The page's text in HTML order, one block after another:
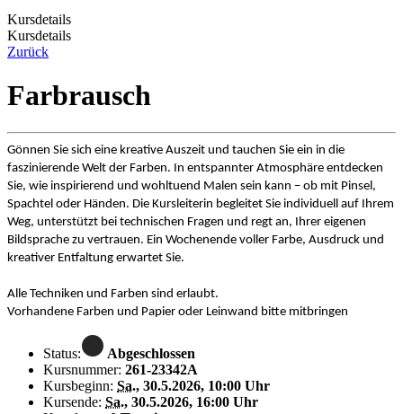
Kursdetails
Kursdetails
Zurück
Farbrausch
Gönnen Sie sich eine kreative Auszeit und tauchen Sie ein in die
faszinierende Welt der Farben. In entspannter Atmosphäre entdecken
Sie, wie inspirierend und wohltuend Malen sein kann – ob mit Pinsel,
Spachtel oder Händen. Die Kursleiterin begleitet Sie individuell auf Ihrem
Weg, unterstützt bei technischen Fragen und regt an, Ihrer eigenen
Bildsprache zu vertrauen. Ein Wochenende voller Farbe, Ausdruck und
kreativer Entfaltung erwartet Sie.
Alle Techniken und Farben sind erlaubt.
Vorhandene Farben und Papier oder Leinwand bitte mitbringen
Status:
Abgeschlossen
Kursnummer: 261-23342A
Kursbeginn: Sa., 30.5.2026, 10:00 Uhr
Kursende: Sa., 30.5.2026, 16:00 Uhr